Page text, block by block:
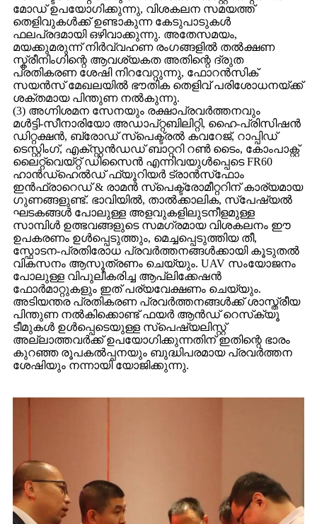
മോഡ് ഉപയോഗിക്കുന്നു, വിശകലന സമയത്ത്
തെളിവുകൾക്ക് ഉണ്ടാകുന്ന കേടുപാടുകൾ
ഫലപ്രദമായി ഒഴിവാക്കുന്നു. അതേസമയം,
മയക്കുമരുന്ന് നിർവ്വഹണ രംഗങ്ങളിൽ തൽക്ഷണ
സ്ക്രീനിംഗിന്റെ ആവശ്യകത അതിന്റെ ദ്രുത
പ്രതികരണ ശേഷി നിറവേറ്റുന്നു, ഫോറൻസിക്
സയൻസ് മേഖലയിൽ ഭൗതിക തെളിവ് പരിശോധനയ്ക്ക്
ശക്തമായ പിന്തുണ നൽകുന്നു.
(3) അഗ്നിശമന സേനയും രക്ഷാപ്രവർത്തനവും
മൾട്ടി-സീനാരിയോ അഡാപ്റ്റബിലിറ്റി, ഹൈ-പ്രിസിഷൻ
ഡിറ്റക്ഷൻ, ബ്രോഡ് സ്പെക്ട്രൽ കവറേജ്, റാപ്പിഡ്
ടെസ്റ്റിംഗ്, എക്സ്റ്റൻഡഡ് ബാറ്ററി റൺ ടൈം, കോം‌പാക്റ്റ്
ലൈറ്റ്‌വെയ്റ്റ് ഡിസൈൻ എന്നിവയുൾപ്പെടെ FR60
ഹാൻഡ്‌ഹെൽഡ് ഫ്യൂറിയർ ട്രാൻസ്‌ഫോം
ഇൻഫ്രാറെഡ് & രാമൻ സ്പെക്ട്രോമീറ്ററിന് കാര്യമായ
ഗുണങ്ങളുണ്ട്. ഭാവിയിൽ, താൽക്കാലിക, സ്പേഷ്യൽ
ഘടകങ്ങൾ പോലുള്ള അളവുകളിലുടനീളമുള്ള
സാമ്പിൾ ഉത്ഭവങ്ങളുടെ സമഗ്രമായ വിശകലനം ഈ
ഉപകരണം ഉൾപ്പെടുത്തും, മെച്ചപ്പെടുത്തിയ തീ,
സ്ഫോടന-പ്രതിരോധ പ്രവർത്തനങ്ങൾക്കായി കൂടുതൽ
വികസനം ആസൂത്രണം ചെയ്യും. UAV സംയോജനം
പോലുള്ള വിപുലീകരിച്ച ആപ്ലിക്കേഷൻ
ഫോർമാറ്റുകളും ഇത് പര്യവേക്ഷണം ചെയ്യും.
അടിയന്തര പ്രതികരണ പ്രവർത്തനങ്ങൾക്ക് ശാസ്ത്രീയ
പിന്തുണ നൽകിക്കൊണ്ട് ഫയർ ആൻഡ് റെസ്‌ക്യൂ
ടീമുകൾ ഉൾപ്പെടെയുള്ള സ്പെഷ്യലിസ്റ്റ്
അല്ലാത്തവർക്ക് ഉപയോഗിക്കുന്നതിന് ഇതിന്റെ ഭാരം
കുറഞ്ഞ രൂപകൽപ്പനയും ബുദ്ധിപരമായ പ്രവർത്തന
ശേഷിയും നന്നായി യോജിക്കുന്നു.